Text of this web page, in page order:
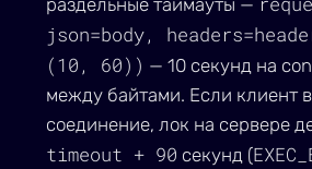
раздельные таймауты —
json=body,
(10, 60)) — 10 секунд на
между байтами. Если клиент
соединение, лок на сервере
timeout + 90 секунд (